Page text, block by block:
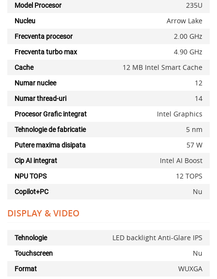
Model Procesor 235U
Nucleu Arrow Lake
Frecventa procesor 2.00 GHz
Frecventa turbo max 4.90 GHz
Cache 12 MB Intel Smart Cache
Numar nuclee 12
Numar thread-uri 14
Procesor Grafic integrat Intel Graphics
Tehnologie de fabricatie 5 nm
Putere maxima disipata 57 W
Cip AI integrat Intel AI Boost
NPU TOPS 12 TOPS
Copilot+PC Nu
DISPLAY & VIDEO
Tehnologie LED backlight Anti-Glare IPS
Touchscreen Nu
Format WUXGA